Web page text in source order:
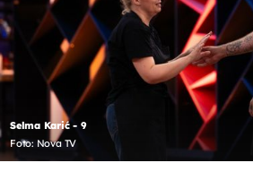
Selma Karić - 9
Foto: Nova TV